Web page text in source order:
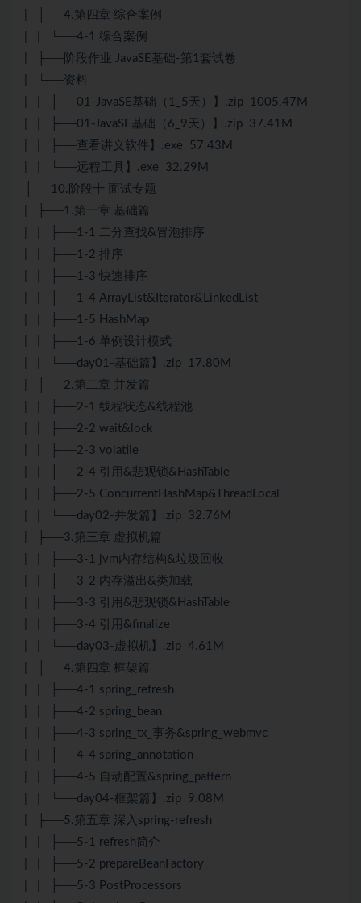
| ├──4.第四章 综合案例
| | └──4-1 综合案例
| ├──阶段作业 JavaSE基础-第1套试卷
| └──资料
| | ├──01-JavaSE基础（1_5天）】.zip 1005.47M
| | ├──01-JavaSE基础（6_9天）】.zip 37.41M
| | ├──查看讲义软件】.exe 57.43M
| | └──远程工具】.exe 32.29M
├──10.阶段十 面试专题
| ├──1.第一章 基础篇
| | ├──1-1 二分查找&冒泡排序
| | ├──1-2 排序
| | ├──1-3 快速排序
| | ├──1-4 ArrayList&Iterator&LinkedList
| | ├──1-5 HashMap
| | ├──1-6 单例设计模式
| | └──day01-基础篇】.zip 17.80M
| ├──2.第二章 并发篇
| | ├──2-1 线程状态&线程池
| | ├──2-2 wait&lock
| | ├──2-3 volatile
| | ├──2-4 引用&悲观锁&HashTable
| | ├──2-5 ConcurrentHashMap&ThreadLocal
| | └──day02-并发篇】.zip 32.76M
| ├──3.第三章 虚拟机篇
| | ├──3-1 jvm内存结构&垃圾回收
| | ├──3-2 内存溢出&类加载
| | ├──3-3 引用&悲观锁&HashTable
| | ├──3-4 引用&finalize
| | └──day03-虚拟机】.zip 4.61M
| ├──4.第四章 框架篇
| | ├──4-1 spring_refresh
| | ├──4-2 spring_bean
| | ├──4-3 spring_tx_事务&spring_webmvc
| | ├──4-4 spring_annotation
| | ├──4-5 自动配置&spring_pattern
| | └──day04-框架篇】.zip 9.08M
| ├──5.第五章 深入spring-refresh
| | ├──5-1 refresh简介
| | ├──5-2 prepareBeanFactory
| | ├──5-3 PostProcessors